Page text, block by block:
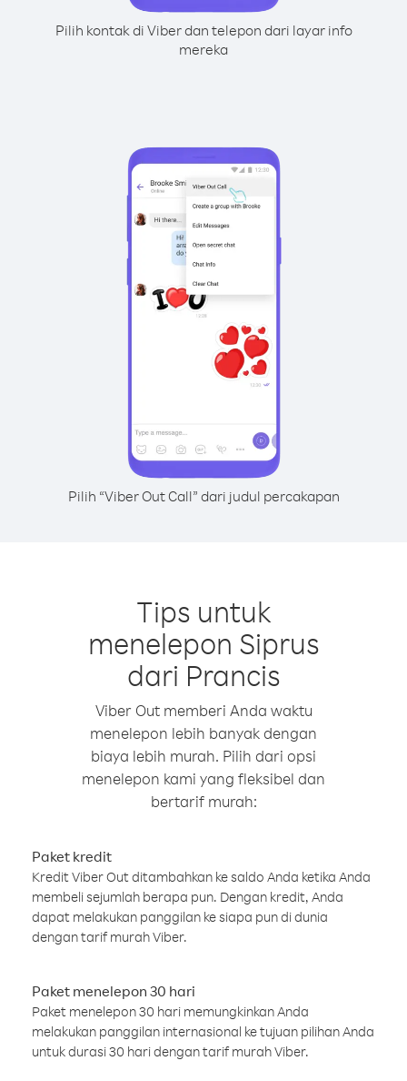
Pilih kontak di Viber dan telepon dari layar info
mereka
Pilih “Viber Out Call” dari judul percakapan
Tips untuk
menelepon Siprus
dari Prancis
Viber Out memberi Anda waktu
menelepon lebih banyak dengan
biaya lebih murah. Pilih dari opsi
menelepon kami yang fleksibel dan
bertarif murah:
Paket kredit
Kredit Viber Out ditambahkan ke saldo Anda ketika Anda
membeli sejumlah berapa pun. Dengan kredit, Anda
dapat melakukan panggilan ke siapa pun di dunia
dengan tarif murah Viber.
Paket menelepon 30 hari
Paket menelepon 30 hari memungkinkan Anda
melakukan panggilan internasional ke tujuan pilihan Anda
untuk durasi 30 hari dengan tarif murah Viber.